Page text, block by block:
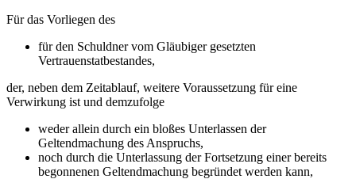
Für das Vorliegen des
für den Schuldner vom Gläubiger gesetzten
Vertrauenstatbestandes,
der, neben dem Zeitablauf, weitere Voraussetzung für eine
Verwirkung ist und demzufolge
weder allein durch ein bloßes Unterlassen der
Geltendmachung des Anspruchs,
noch durch die Unterlassung der Fortsetzung einer bereits
begonnenen Geltendmachung begründet werden kann,